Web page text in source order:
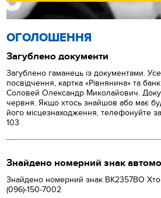
ОГОЛОШЕННЯ
Загублено документи
Загублено гаманець із документами.
посвідчення, картка «Рівнянина» та
Соловей Олександр Миколайович.
червня. Якщо хтось знайшов або має
його місцезнаходження, телефонуйте
103
Знайдено номерний знак
Знайдено номерний знак ВК2357ВО Хто
(096)-150-7002